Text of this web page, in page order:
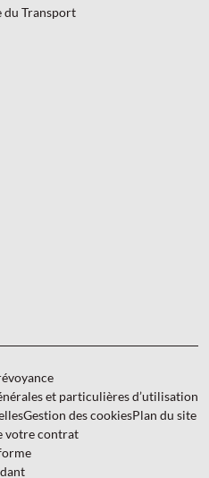
du Transport
et particulières d’utilisation
Gestion des cookiesPlan du site
votre contrat